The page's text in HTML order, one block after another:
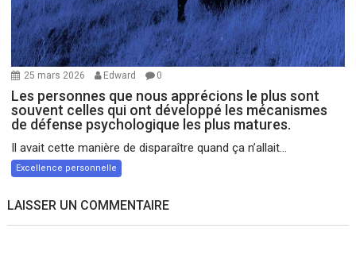
25 mars 2026 Edward 0
Les personnes que nous apprécions le plus sont
souvent celles qui ont développé les mécanismes
de défense psychologique les plus matures.
Il avait cette manière de disparaître quand ça n’allait...
Excellence personnelle
LAISSER UN COMMENTAIRE